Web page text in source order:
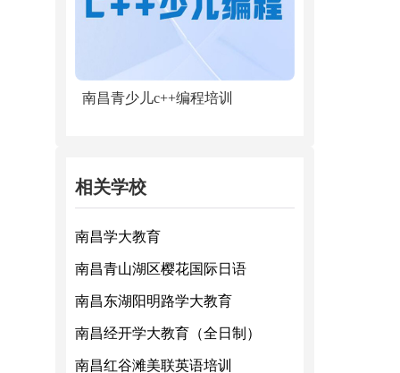
南昌青少儿c++编程培训
相关学校
南昌学大教育
南昌青山湖区樱花国际日语
南昌东湖阳明路学大教育
南昌经开学大教育（全日制）
南昌红谷滩美联英语培训